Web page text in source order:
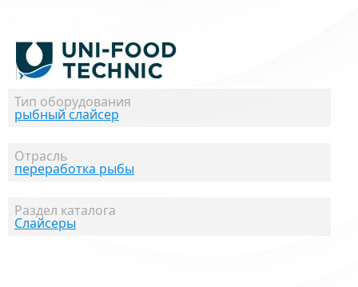
Тип оборудования
рыбный слайсер
Отрасль
переработка рыбы
Раздел каталога
Слайсеры